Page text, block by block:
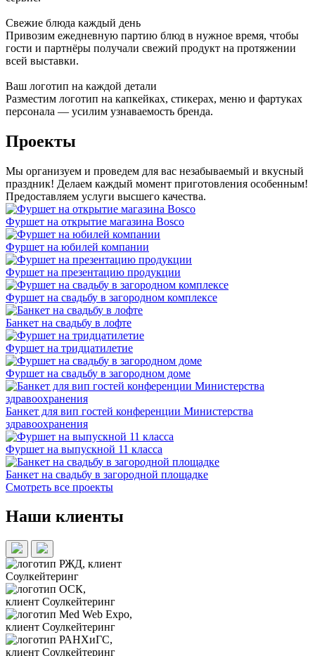
Свежие блюда каждый день
Привозим ежедневную партию блюд в нужное время, чтобы
гости и партнёры получали свежий продукт на протяжении
всей выставки.
Ваш логотип на каждой детали
Разместим логотип на капкейках, стикерах, меню и фартуках
персонала — усилим узнаваемость бренда.
Проекты
Мы организуем и проведем для вас незабываемый и вкусный
праздник! Делаем каждый момент приготовления особенным!
Предоставляем услуги высшего качества.
Фуршет на открытие магазина Bosco
Фуршет на юбилей компании
Фуршет на презентацию продукции
Фуршет на свадьбу в загородном комплексе
Банкет на свадьбу в лофте
Фуршет на тридцатилетие
Фуршет на свадьбу в загородном доме
Банкет для вип гостей конференции Министерства
здравоохранения
Фуршет на выпускной 11 класса
Банкет на свадьбу в загородной площадке
Смотреть все проекты
Наши клиенты